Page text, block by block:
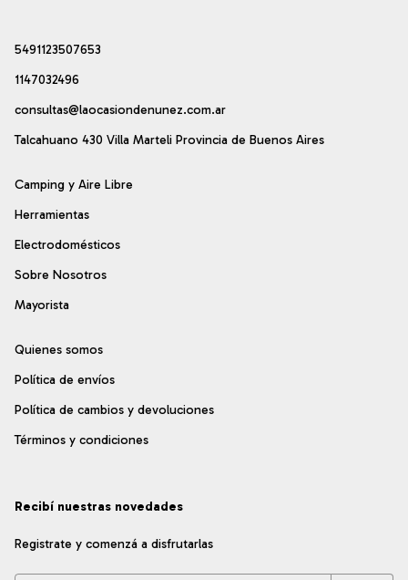
5491123507653
1147032496
consultas@laocasiondenunez.com.ar
Talcahuano 430 Villa Marteli Provincia de Buenos Aires
Camping y Aire Libre
Herramientas
Electrodomésticos
Sobre Nosotros
Mayorista
Quienes somos
Política de envíos
Política de cambios y devoluciones
Términos y condiciones
Recibí nuestras novedades
Registrate y comenzá a disfrutarlas